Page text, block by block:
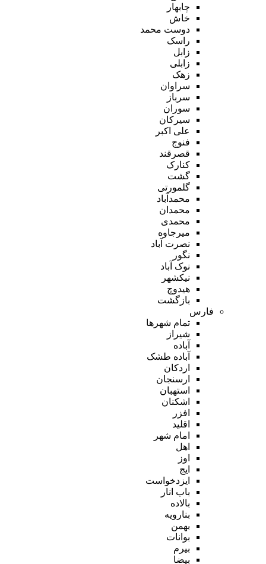
چابهار
خاش
دوست محمد
راسک
زابل
زابلی
زهک
سراوان
سرباز
سوران
سیرکان
علی اکبر
فنوج
قصرقند
کنارک
گشت
گلمورتی
محمدآباد
محمدان
محمدی
میرجاوه
نصرت آباد
نگور
نوک آباد
نیکشهر
هیدوچ
بازگشت
فارس
تمام شهر‌ها
شیراز
آباده
آباده طشک
اردکان
ارسنجان
استهبان
اشکنان
افزر
اقلید
امام شهر
اهل
اوز
ایج
ایزدخواست
باب انار
بالاده
بنارویه
بهمن
بوانات
بیرم
بیضا